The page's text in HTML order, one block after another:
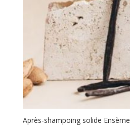
Après-shampoing solide Ensème